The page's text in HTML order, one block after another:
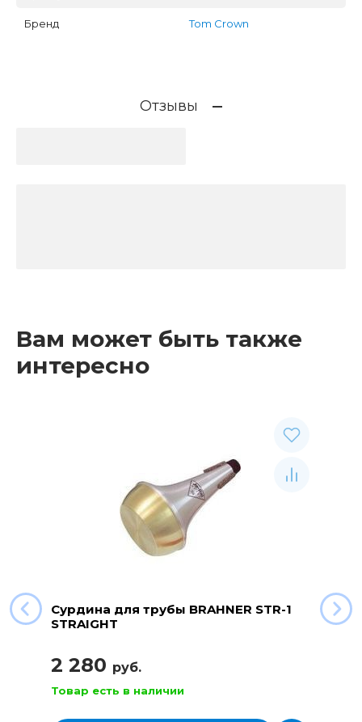
Бренд Tom Crown
Отзывы
Вам может быть также
интересно
Сурдина для трубы BRAHNER STR-1
STRAIGHT
2 280 руб.
Товар есть в наличии